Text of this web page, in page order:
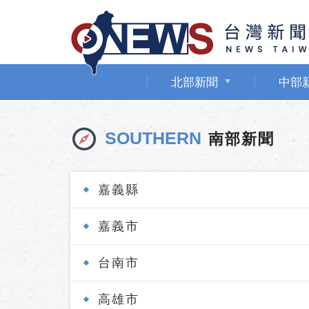
北部新聞 中部
SOUTHERN 南部新聞
嘉義縣
嘉義市
台南市
高雄市